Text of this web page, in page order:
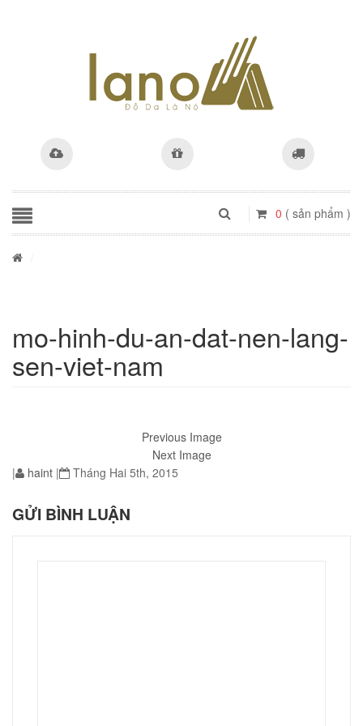
0 ( sản phẩm )
mo-hinh-du-an-dat-nen-lang-
sen-viet-nam
Previous Image
Next Image
|
haint | Tháng Hai 5th, 2015
GỬI BÌNH LUẬN